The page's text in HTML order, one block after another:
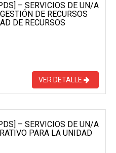
– SERVICIOS DE UN/A
DE RECURSOS
DE RECURSOS
VER DETALLE
– SERVICIOS DE UN/A
PARA LA UNIDAD